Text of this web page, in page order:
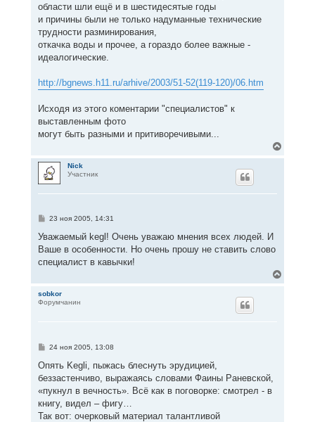
области шли ещё и в шестидесятые годы
и причины были не только надуманные технические
трудности разминирования,
откачка воды и прочее, а гораздо более важные -
идеалогические.
http://bgnews.h11.ru/arhive/2003/51-52(119-120)/06.htm
Исходя из этого коментарии "специалистов" к
выставленным фото
могут быть разными и притиворечивыми...
л
Nick
Участник
С
о
щ
е
е
23 ноя 2005, 14:31
Уважаемый kegl! Очень уважаю мнения всех людей. И
Ваше в особенности. Но очень прошу не ставить слово
специалист в кавычки!
е
sobkor
Форумчанин
С
о
щ
е
н
и
е
24 ноя 2005, 13:08
Опять Kegli, пыжась блеснуть эрудицией,
беззастенчиво, выражаясь словами Фаины Раневской,
«пукнул в вечность». Всё как в поговорке: смотрел - в
книгу, видел – фигу…
Так вот: очерковый материал талантливой